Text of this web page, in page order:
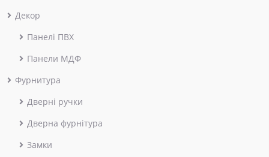
Декор
Панелі ПВХ
Панели МДФ
Фурнитура
Дверні ручки
Дверна фурнітура
Замки